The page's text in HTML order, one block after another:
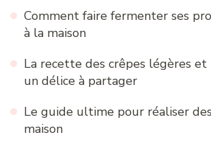
Comment faire fermenter ses
à la maison
La recette des crêpes légères et
un délice à partager
Le guide ultime pour réaliser
maison